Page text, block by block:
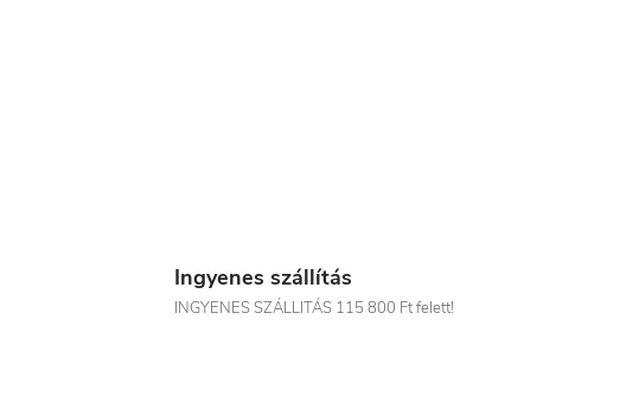
Ingyenes szállítás
INGYENES SZÁLLITÁS 115 800 Ft felett!